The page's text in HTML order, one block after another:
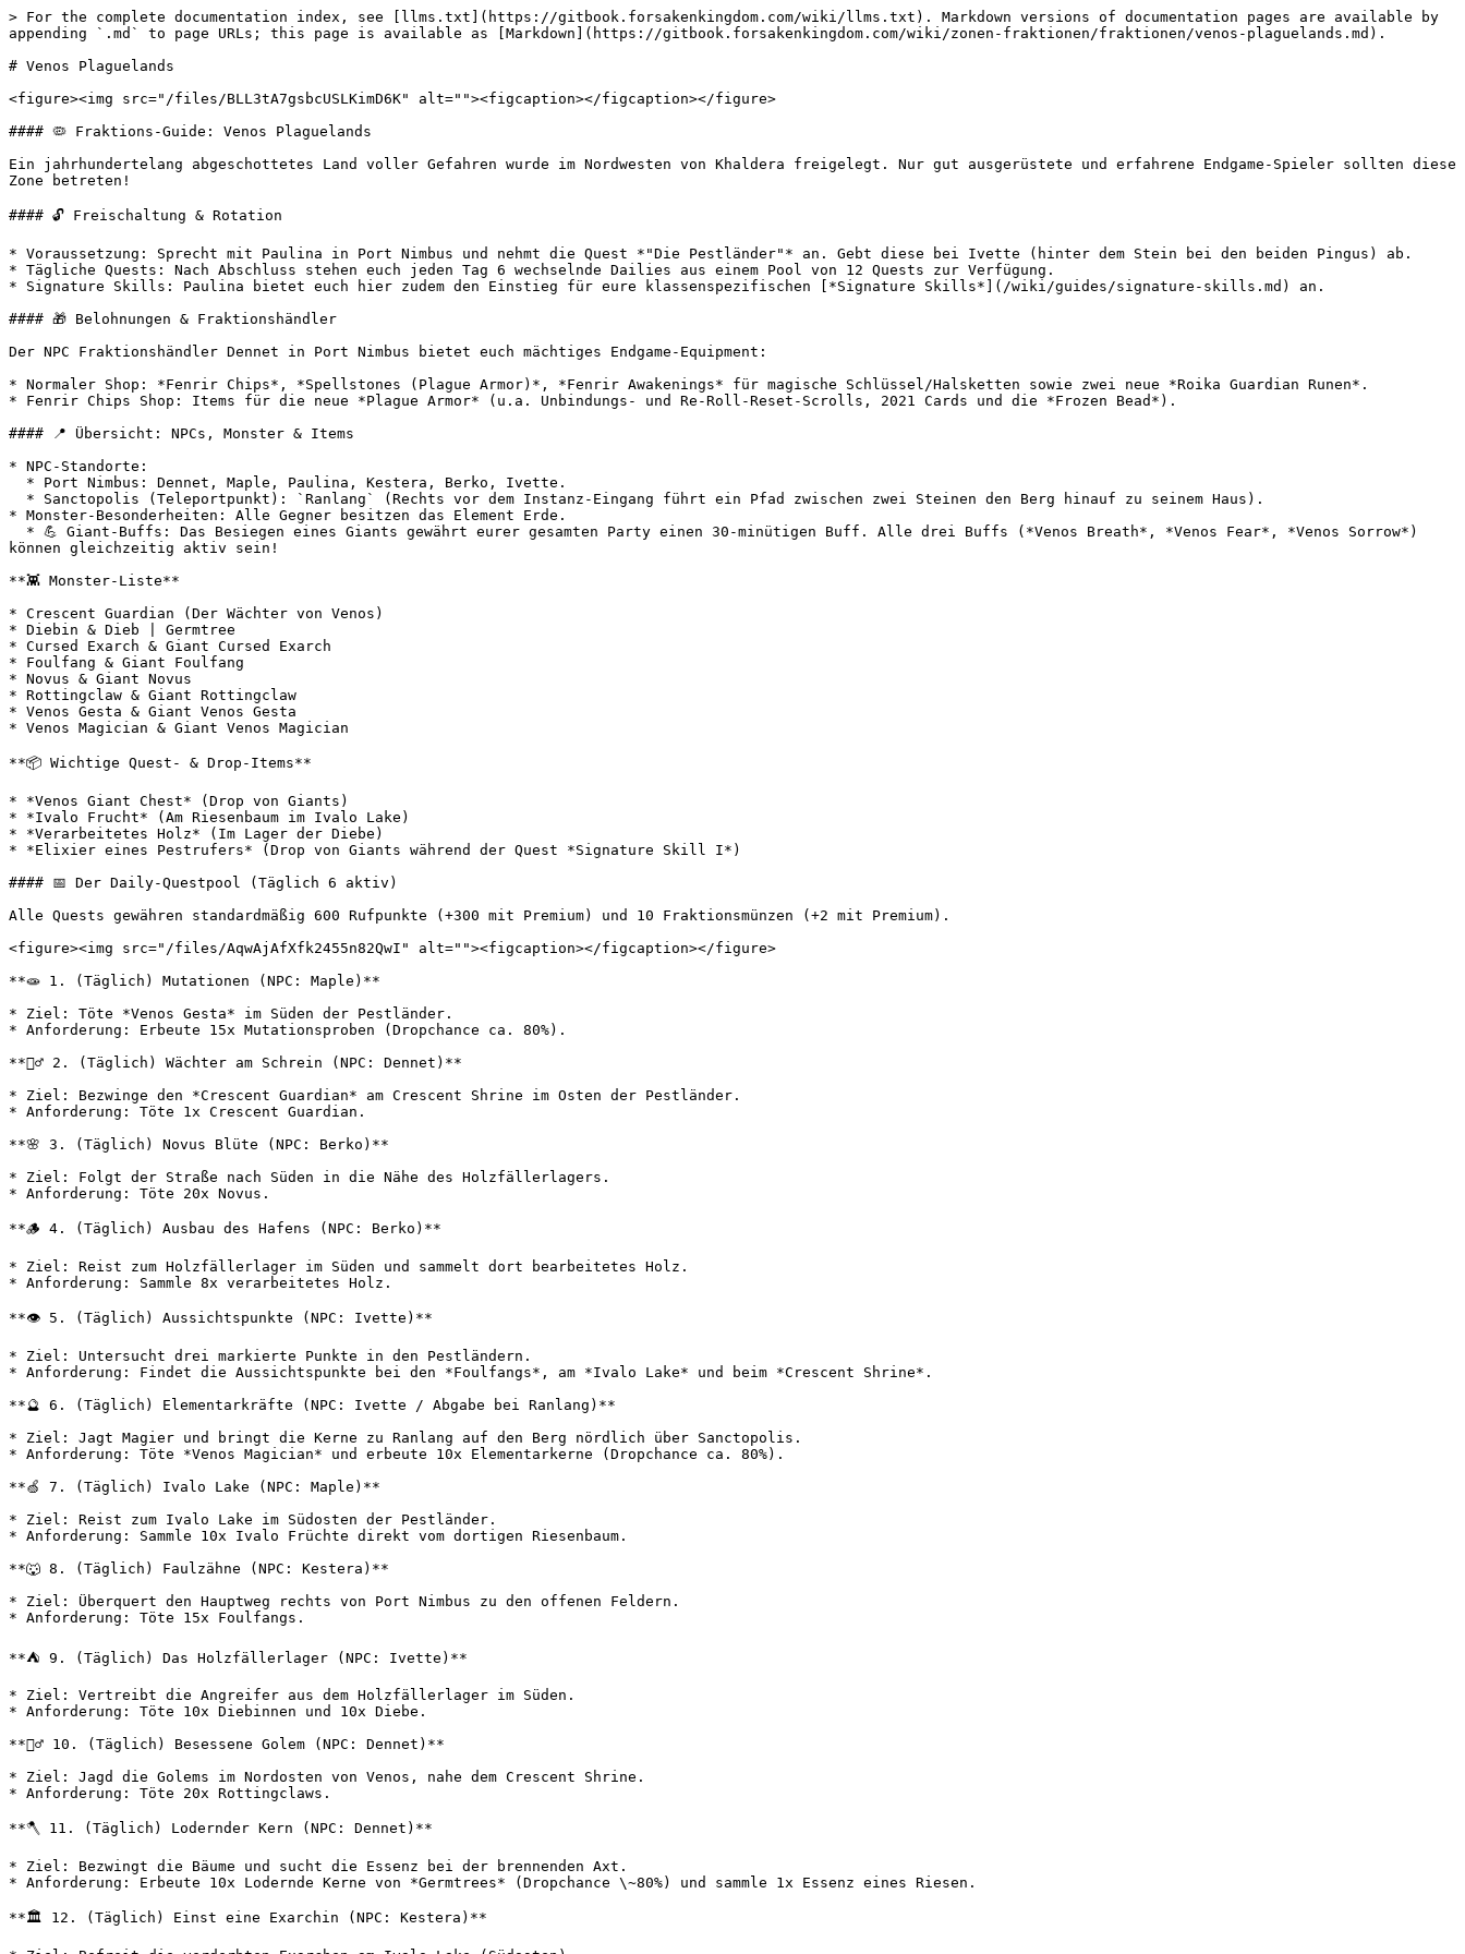
> For the complete documentation index, see [llms.txt](https://gitbook.forsakenkingdom.com/wiki/llms.txt). Markdown versions of documentation pages are available by
appending `.md` to page URLs; this page is available as [Markdown](https://gitbook.forsakenkingdom.com/wiki/zonen-fraktionen/fraktionen/venos-plaguelands.md).
# Venos Plaguelands
<figure><img src="/files/BLL3tA7gsbcUSLKimD6K" alt=""><figcaption></figcaption></figure>
#### 🦠 Fraktions-Guide: Venos Plaguelands
Ein jahrhundertelang abgeschottetes Land voller Gefahren wurde im Nordwesten von Khaldera freigelegt. Nur gut ausgerüstete und erfahrene Endgame-Spieler sollten diese
Zone betreten!
#### 🔓 Freischaltung & Rotation
* Voraussetzung: Sprecht mit Paulina in Port Nimbus und nehmt die Quest *"Die Pestländer"* an. Gebt diese bei Ivette (hinter dem Stein bei den beiden Pingus) ab.
* Tägliche Quests: Nach Abschluss stehen euch jeden Tag 6 wechselnde Dailies aus einem Pool von 12 Quests zur Verfügung.
* Signature Skills: Paulina bietet euch hier zudem den Einstieg für eure klassenspezifischen [*Signature Skills*](/wiki/guides/signature-skills.md) an.
#### 🎁 Belohnungen & Fraktionshändler
Der NPC Fraktionshändler Dennet in Port Nimbus bietet euch mächtiges Endgame-Equipment:
* Normaler Shop: *Fenrir Chips*, *Spellstones (Plague Armor)*, *Fenrir Awakenings* für magische Schlüssel/Halsketten sowie zwei neue *Roika Guardian Runen*.
* Fenrir Chips Shop: Items für die neue *Plague Armor* (u.a. Unbindungs- und Re-Roll-Reset-Scrolls, 2021 Cards und die *Frozen Bead*).
#### 📍 Übersicht: NPCs, Monster & Items
* NPC-Standorte:
* Monster-Besonderheiten: Alle Gegner besitzen das Element Erde.
können gleichzeitig aktiv sein!
**👾 Monster-Liste**
* Crescent Guardian (Der Wächter von Venos)
* Diebin & Dieb | Germtree
* Cursed Exarch & Giant Cursed Exarch
* Foulfang & Giant Foulfang
* Novus & Giant Novus
* Rottingclaw & Giant Rottingclaw
* Venos Gesta & Giant Venos Gesta
* Venos Magician & Giant Venos Magician
**📦 Wichtige Quest- & Drop-Items**
* *Venos Giant Chest* (Drop von Giants)
* *Ivalo Frucht* (Am Riesenbaum im Ivalo Lake)
* *Verarbeitetes Holz* (Im Lager der Diebe)
* *Elixier eines Pestrufers* (Drop von Giants während der Quest *Signature Skill I*)
#### 📅 Der Daily-Questpool (Täglich 6 aktiv)
Alle Quests gewähren standardmäßig 600 Rufpunkte (+300 mit Premium) und 10 Fraktionsmünzen (+2 mit Premium).
<figure><img src="/files/AqwAjAfXfk2455n82QwI" alt=""><figcaption></figcaption></figure>
**🧫 1. (Täglich) Mutationen (NPC: Maple)**
* Ziel: Töte *Venos Gesta* im Süden der Pestländer.
* Anforderung: Erbeute 15x Mutationsproben (Dropchance ca. 80%).
**🧎‍♂️ 2. (Täglich) Wächter am Schrein (NPC: Dennet)**
* Ziel: Bezwinge den *Crescent Guardian* am Crescent Shrine im Osten der Pestländer.
* Anforderung: Töte 1x Crescent Guardian.
**🌸 3. (Täglich) Novus Blüte (NPC: Berko)**
* Ziel: Folgt der Straße nach Süden in die Nähe des Holzfällerlagers.
* Anforderung: Töte 20x Novus.
**🪵 4. (Täglich) Ausbau des Hafens (NPC: Berko)**
* Ziel: Reist zum Holzfällerlager im Süden und sammelt dort bearbeitetes Holz.
* Anforderung: Sammle 8x verarbeitetes Holz.
**👁️ 5. (Täglich) Aussichtspunkte (NPC: Ivette)**
* Ziel: Untersucht drei markierte Punkte in den Pestländern.
* Anforderung: Findet die Aussichtspunkte bei den *Foulfangs*, am *Ivalo Lake* und beim *Crescent Shrine*.
**🔮 6. (Täglich) Elementarkräfte (NPC: Ivette / Abgabe bei Ranlang)**
* Ziel: Jagt Magier und bringt die Kerne zu Ranlang auf den Berg nördlich über Sanctopolis.
* Anforderung: Töte *Venos Magician* und erbeute 10x Elementarkerne (Dropchance ca. 80%).
**🍏 7. (Täglich) Ivalo Lake (NPC: Maple)**
* Ziel: Reist zum Ivalo Lake im Südosten der Pestländer.
* Anforderung: Sammle 10x Ivalo Früchte direkt vom dortigen Riesenbaum.
**🐺 8. (Täglich) Faulzähne (NPC: Kestera)**
* Ziel: Überquert den Hauptweg rechts von Port Nimbus zu den offenen Feldern.
* Anforderung: Töte 15x Foulfangs.
**⛺ 9. (Täglich) Das Holzfällerlager (NPC: Ivette)**
* Ziel: Vertreibt die Angreifer aus dem Holzfällerlager im Süden.
* Anforderung: Töte 10x Diebinnen und 10x Diebe.
**🧟‍♂️ 10. (Täglich) Besessene Golem (NPC: Dennet)**
* Ziel: Jagd die Golems im Nordosten von Venos, nahe dem Crescent Shrine.
* Anforderung: Töte 20x Rottingclaws.
**🪓 11. (Täglich) Lodernder Kern (NPC: Dennet)**
* Ziel: Bezwingt die Bäume und sucht die Essenz bei der brennenden Axt.
* Anforderung: Erbeute 10x Lodernde Kerne von *Germtrees* (Dropchance \~80%) und sammle 1x Essenz eines Riesen.
**🏛️ 12. (Täglich) Einst eine Exarchin (NPC: Kestera)**